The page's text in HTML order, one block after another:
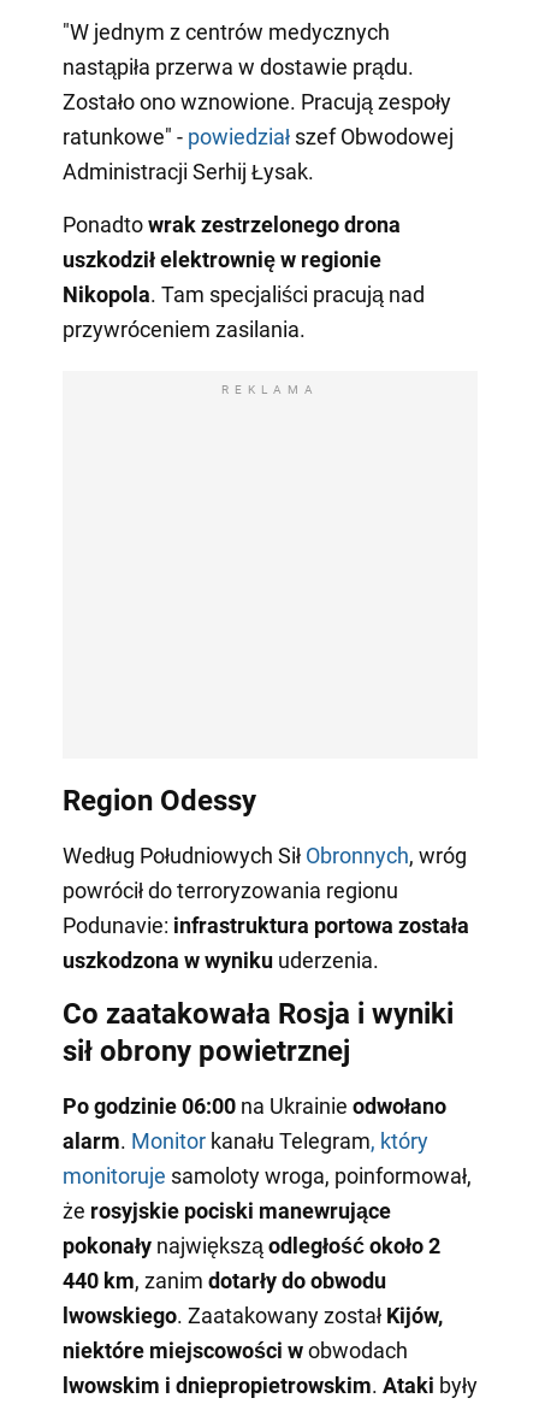
"W jednym z centrów medycznych
nastąpiła przerwa w dostawie prądu.
Zostało ono wznowione. Pracują zespoły
ratunkowe" - powiedziałszef Obwodowej
Administracji Serhij Łysak.
Ponadtowrak zestrzelonego drona
uszkodził elektrownię w regionie
Nikopola. Tam specjaliści pracują nad
przywróceniem zasilania.
REKLAMA
Region Odessy
Według Południowych Sił Obronnych, wróg
powrócił do terroryzowania regionu
Podunavie: infrastruktura portowa została
uszkodzona w wynikuuderzenia.
Co zaatakowała Rosja i wyniki
sił obrony powietrznej
Po godzinie 06:00na Ukrainie odwołano
alarm. Monitorkanału Telegram, który
monitoruje samoloty wroga, poinformował,
że rosyjskie pociski manewrujące
pokonałynajwiększąodległość około 2
440 km, zanim dotarły do obwodu
lwowskiego. Zaatakowany został Kijów,
niektóre miejscowości wobwodach
lwowskim i dniepropietrowskim. Ataki były